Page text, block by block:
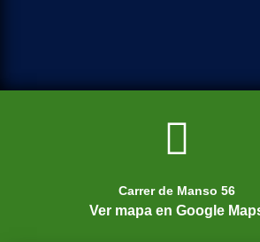
Carrer de Manso 56
Ver mapa en Google